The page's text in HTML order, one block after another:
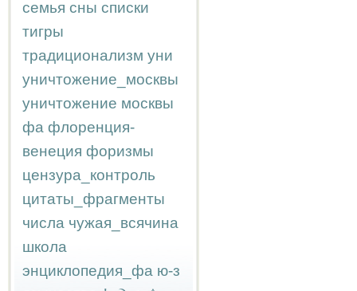
семья сны списки
тигры
традиционализм уни
уничтожение_москвы
уничтожение москвы
фа флоренция-
венеция форизмы
цензура_контроль
цитаты_фрагменты
числа чужая_всячина
школа
энциклопедия_фа ю-з